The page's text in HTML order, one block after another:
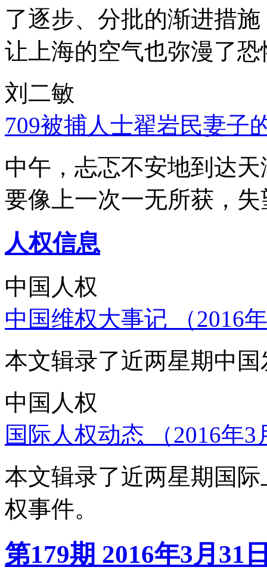
了逐步、分批的渐进措
让上海的空气也弥漫了
刘二敏
709被捕人士翟岩民妻子
中午，忐忑不安地到达
要像上一次一无所获，
人权信息
中国人权
中国维权大事记 （2016
本文辑录了近两星期中
中国人权
国际人权动态 （2016年
本文辑录了近两星期国
权事件。
第179期 2016年3月31